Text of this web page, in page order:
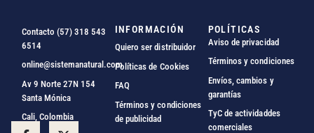
Contacto (57) 318 543
6514
online@sistemanatural.com
Av 9 Norte 27N 154
Santa Mónica
Cali, Colombia
INFORMACIÓN
Quiero ser distribuidor
Políticas de Cookies
FAQ
Términos y condiciones
de publicidad
POLÍTICAS
Aviso de privacidad
Términos y condiciones
Envíos, cambios y
garantías
TyC de actividaddes
comerciales